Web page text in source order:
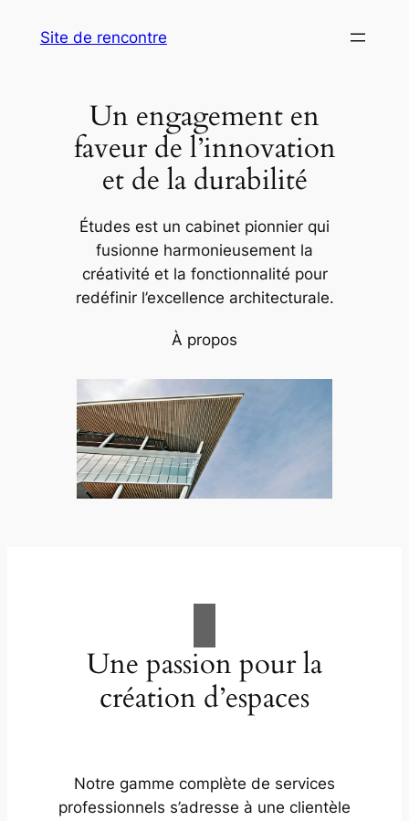
Site de rencontre
Un engagement en
faveur de l’innovation
et de la durabilité
Études est un cabinet pionnier qui
fusionne harmonieusement la
créativité et la fonctionnalité pour
redéfinir l’excellence architecturale.
À propos
Une passion pour la
création d’espaces
Notre gamme complète de services
professionnels s’adresse à une clientèle